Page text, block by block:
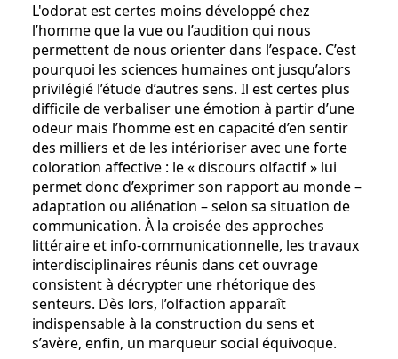
L'odorat est certes moins développé chez
l’homme que la vue ou l’audition qui nous
permettent de nous orienter dans l’espace. C’est
pourquoi les sciences humaines ont jusqu’alors
privilégié l’étude d’autres sens. Il est certes plus
difficile de verbaliser une émotion à partir d’une
odeur mais l’homme est en capacité d’en sentir
des milliers et de les intérioriser avec une forte
coloration affective : le « discours olfactif » lui
permet donc d’exprimer son rapport au monde –
adaptation ou aliénation – selon sa situation de
communication. À la croisée des approches
littéraire et info-communicationnelle, les travaux
interdisciplinaires réunis dans cet ouvrage
consistent à décrypter une rhétorique des
senteurs. Dès lors, l’olfaction apparaît
indispensable à la construction du sens et
s’avère, enfin, un marqueur social équivoque.